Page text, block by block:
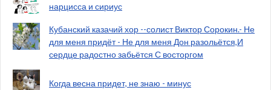
нарцисса и сириус
Кубанский казачий хор --солист Виктор Сорокин.- Не
для меня придёт - Не для меня Дон разольётся,И
сердце радостно забьётся С восторгом
Когда весна придет, не знаю - минус